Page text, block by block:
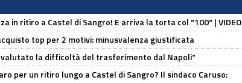
in ritiro a Castel di Sangro! E arriva la torta col "100" | VIDEO
top per 2 motivi: minusvalenza giustificata
la difficoltà del trasferimento dal Napoli"
per un ritiro lungo a Castel di Sangro? Il sindaco Caruso: